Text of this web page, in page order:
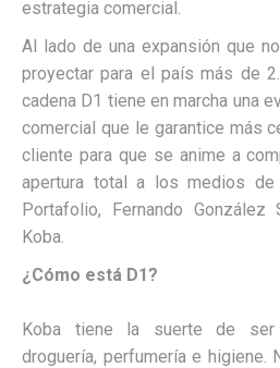
estrategia comercial.
Al lado de una expansión que
proyectar para el país más de
cadena D1 tiene en marcha una
comercial que le garantice más
cliente para que se anime a
apertura total a los medios
Portafolio, Fernando González
Koba.
¿Cómo está D1?
Koba tiene la suerte de ser
droguería, perfumería e higiene.